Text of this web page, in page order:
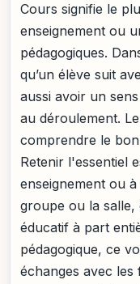
Cours signifie le
enseignement ou
pédagogiques.
qu’un élève suit
aussi avoir un
au déroulement.
comprendre le bon
Retenir l'essentiel
enseignement ou
groupe ou la
éducatif à part
pédagogique, ce
échanges avec les